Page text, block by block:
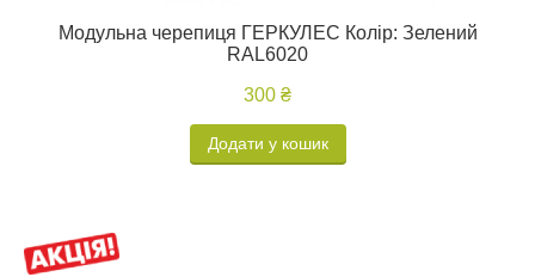
Модульна черепиця ГЕРКУЛЕС Колір: Зелений
RAL6020
300 ₴
Додати у кошик